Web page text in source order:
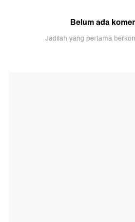
Belum ada
Jadilah yang pertama